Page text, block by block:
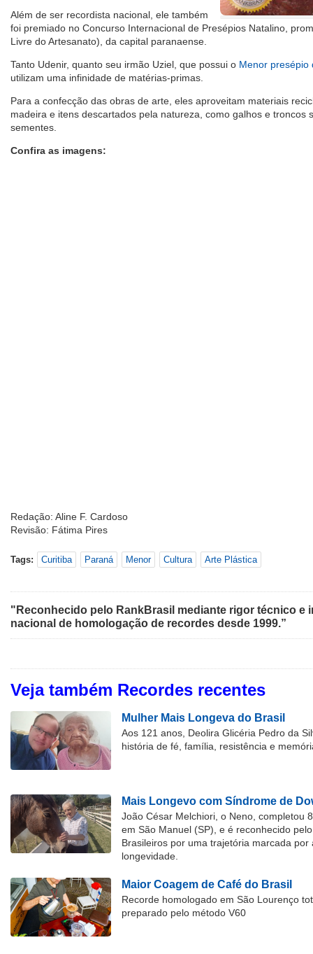
Além de ser recordista nacional, ele também
foi premiado no Concurso Internacional de Presépios Natalino,
Livre do Artesanato), da capital paranaense.
Tanto Udenir, quanto seu irmão Uziel, que possui o Menor presépio
utilizam uma infinidade de matérias-primas.
Para a confecção das obras de arte, eles aproveitam materiais
madeira e itens descartados pela natureza, como galhos e troncos
sementes.
Confira as imagens:
Redação: Aline F. Cardoso
Revisão: Fátima Pires
Tags: Curitiba Paraná Menor Cultura Arte Plástica
"Reconhecido pelo RankBrasil mediante rigor técnico e
nacional de homologação de recordes desde 1999.”
Veja também Recordes recentes
Mulher Mais Longeva do Brasil
Aos 121 anos, Deolira Glicéria Pedro da
história de fé, família, resistência e
Mais Longevo com Síndrome de
João César Melchiori, o Neno, completou
em São Manuel (SP), e é reconhecido
Brasileiros por uma trajetória marcada por
longevidade.
Maior Coagem de Café do Brasil
Recorde homologado em São Lourenço
preparado pelo método V60